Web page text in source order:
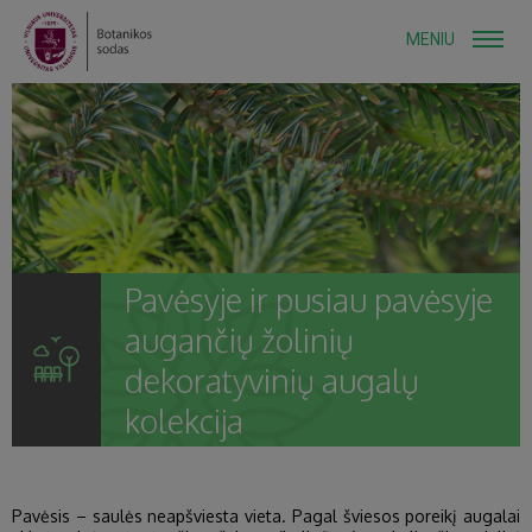
MENIU
Pavėsyje ir pusiau pavėsyje
augančių žolinių
dekoratyvinių augalų
kolekcija
Pavėsis – saulės neapšviesta vieta. Pagal šviesos poreikį augalai